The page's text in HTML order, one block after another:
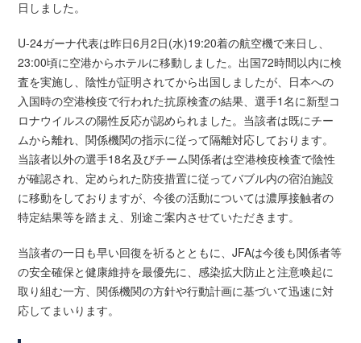
日しました。
U-24ガーナ代表は昨日6月2日(水)19:20着の航空機で来日し、
23:00頃に空港からホテルに移動しました。出国72時間以内に検
査を実施し、陰性が証明されてから出国しましたが、日本への
入国時の空港検疫で行われた抗原検査の結果、選手1名に新型コ
ロナウイルスの陽性反応が認められました。当該者は既にチー
ムから離れ、関係機関の指示に従って隔離対応しております。
当該者以外の選手18名及びチーム関係者は空港検疫検査で陰性
が確認され、定められた防疫措置に従ってバブル内の宿泊施設
に移動をしておりますが、今後の活動については濃厚接触者の
特定結果等を踏まえ、別途ご案内させていただきます。
当該者の一日も早い回復を祈るとともに、JFAは今後も関係者等
の安全確保と健康維持を最優先に、感染拡大防止と注意喚起に
取り組む一方、関係機関の方針や行動計画に基づいて迅速に対
応してまいります。